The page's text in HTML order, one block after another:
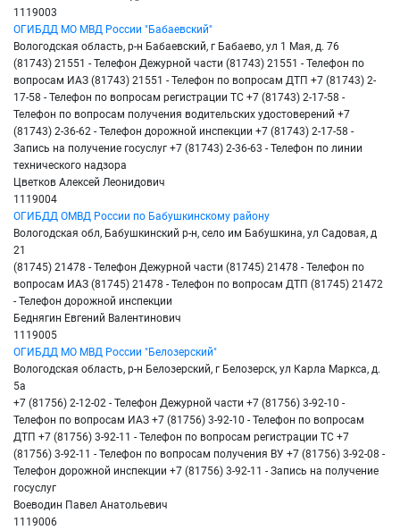
1119003
ОГИБДД МО МВД России "Бабаевский"
Вологодская область, р-н Бабаевский, г Бабаево, ул 1 Мая, д. 76
(81743) 21551 - Телефон Дежурной части (81743) 21551 - Телефон по
вопросам ИАЗ (81743) 21551 - Телефон по вопросам ДТП +7 (81743) 2-
17-58 - Телефон по вопросам регистрации ТС +7 (81743) 2-17-58 -
Телефон по вопросам получения водительских удостоверений +7
(81743) 2-36-62 - Телефон дорожной инспекции +7 (81743) 2-17-58 -
Запись на получение госуслуг +7 (81743) 2-36-63 - Телефон по линии
технического надзора
Цветков Алексей Леонидович
1119004
ОГИБДД ОМВД России по Бабушкинскому району
Вологодская обл, Бабушкинский р-н, село им Бабушкина, ул Садовая, д
21
(81745) 21478 - Телефон Дежурной части (81745) 21478 - Телефон по
вопросам ИАЗ (81745) 21478 - Телефон по вопросам ДТП (81745) 21472
- Телефон дорожной инспекции
Беднягин Евгений Валентинович
1119005
ОГИБДД МО МВД России "Белозерский"
Вологодская область, р-н Белозерский, г Белозерск, ул Карла Маркса, д.
5а
+7 (81756) 2-12-02 - Телефон Дежурной части +7 (81756) 3-92-10 -
Телефон по вопросам ИАЗ +7 (81756) 3-92-10 - Телефон по вопросам
ДТП +7 (81756) 3-92-11 - Телефон по вопросам регистрации ТС +7
(81756) 3-92-11 - Телефон по вопросам получения ВУ +7 (81756) 3-92-08 -
Телефон дорожной инспекции +7 (81756) 3-92-11 - Запись на получение
госуслуг
Воеводин Павел Анатольевич
1119006